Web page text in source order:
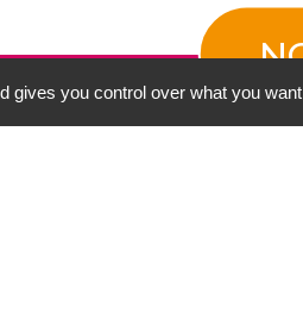
gives you control over what you